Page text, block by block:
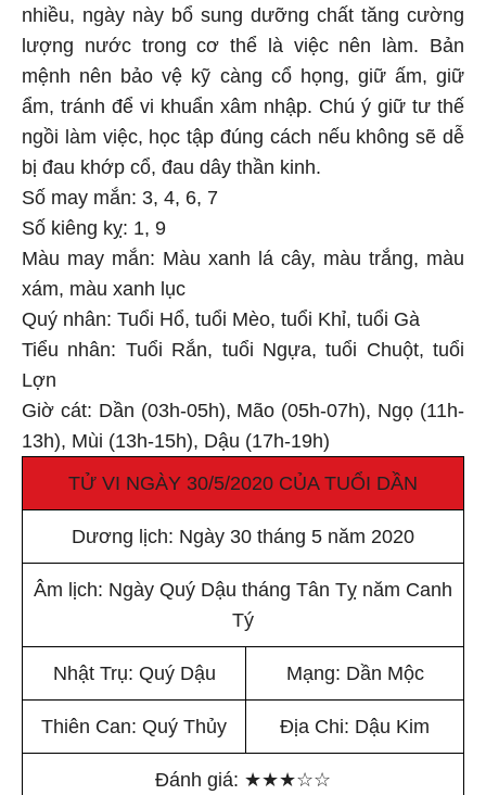
nhiều, ngày này bổ sung dưỡng chất tăng cường
lượng nước trong cơ thể là việc nên làm. Bản
mệnh nên bảo vệ kỹ càng cổ họng, giữ ấm, giữ
ẩm, tránh để vi khuẩn xâm nhập. Chú ý giữ tư thế
ngồi làm việc, học tập đúng cách nếu không sẽ dễ
bị đau khớp cổ, đau dây thần kinh.
Số may mắn: 3, 4, 6, 7
Số kiêng kỵ: 1, 9
Màu may mắn: Màu xanh lá cây, màu trắng, màu
xám, màu xanh lục
Quý nhân: Tuổi Hổ, tuổi Mèo, tuổi Khỉ, tuổi Gà
Tiểu nhân: Tuổi Rắn, tuổi Ngựa, tuổi Chuột, tuổi
Lợn
Giờ cát: Dần (03h-05h), Mão (05h-07h), Ngọ (11h-
13h), Mùi (13h-15h), Dậu (17h-19h)
TỬ VI NGÀY 30/5/2020 CỦA TUỔI DẦN
Dương lịch: Ngày 30 tháng 5 năm 2020
Âm lịch: Ngày Quý Dậu tháng Tân Tỵ năm Canh
Tý
Nhật Trụ: Quý Dậu Mạng: Dần Mộc
Thiên Can: Quý Thủy Địa Chi: Dậu Kim
Đánh giá: ★★★☆☆